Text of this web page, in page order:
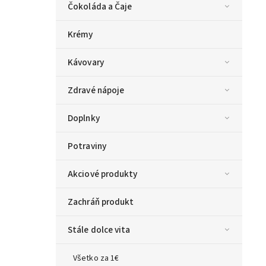
Čokoláda a Čaje
Krémy
Kávovary
Zdravé nápoje
Doplnky
Potraviny
Akciové produkty
Zachráň produkt
Stále dolce vita
Všetko za 1€